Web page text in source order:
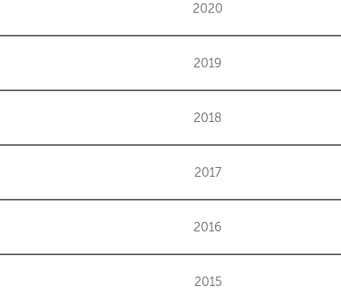
2020
2019
2018
2017
2016
2015